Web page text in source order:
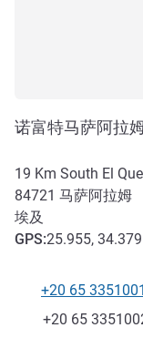
诺富特马萨阿拉
19 Km South El
84721 马萨阿拉姆
埃及
GPS:25.955,
电话
+20 65 3351001
传真
+20 65